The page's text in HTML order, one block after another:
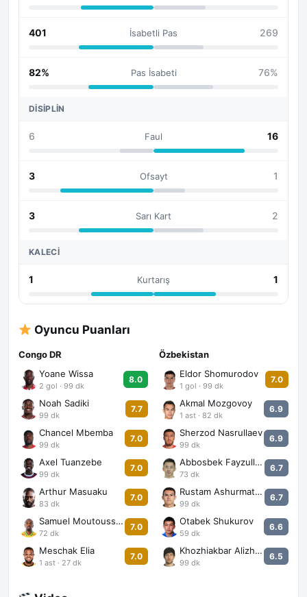
401 İsabetli Pas 269
82% Pas İsabeti 76%
DISIPLIN
6 Faul 16
3 Ofsayt 1
3 Sarı Kart 2
KALECI
1 Kurtarış 1
Oyuncu Puanları
Congo DR
Yoane Wissa
2 gol · 99 dk
8.0
Noah Sadiki
99 dk
7.7
Chancel Mbemba
99 dk
7.0
Axel Tuanzebe
99 dk
7.0
Arthur Masuaku
83 dk
7.0
Samuel Moutoussamy
72 dk
7.0
Meschak Elia
1 ast · 27 dk
7.0
Özbekistan
Eldor Shomurodov
1 gol · 99 dk
7.0
Akmal Mozgovoy
1 ast · 82 dk
6.9
Sherzod Nasrullaev
99 dk
6.9
Abbosbek Fayzullaev
73 dk
6.7
Rustam Ashurmatov
99 dk
6.7
Otabek Shukurov
59 dk
6.6
Khozhiakbar Alizhonov
99 dk
6.5